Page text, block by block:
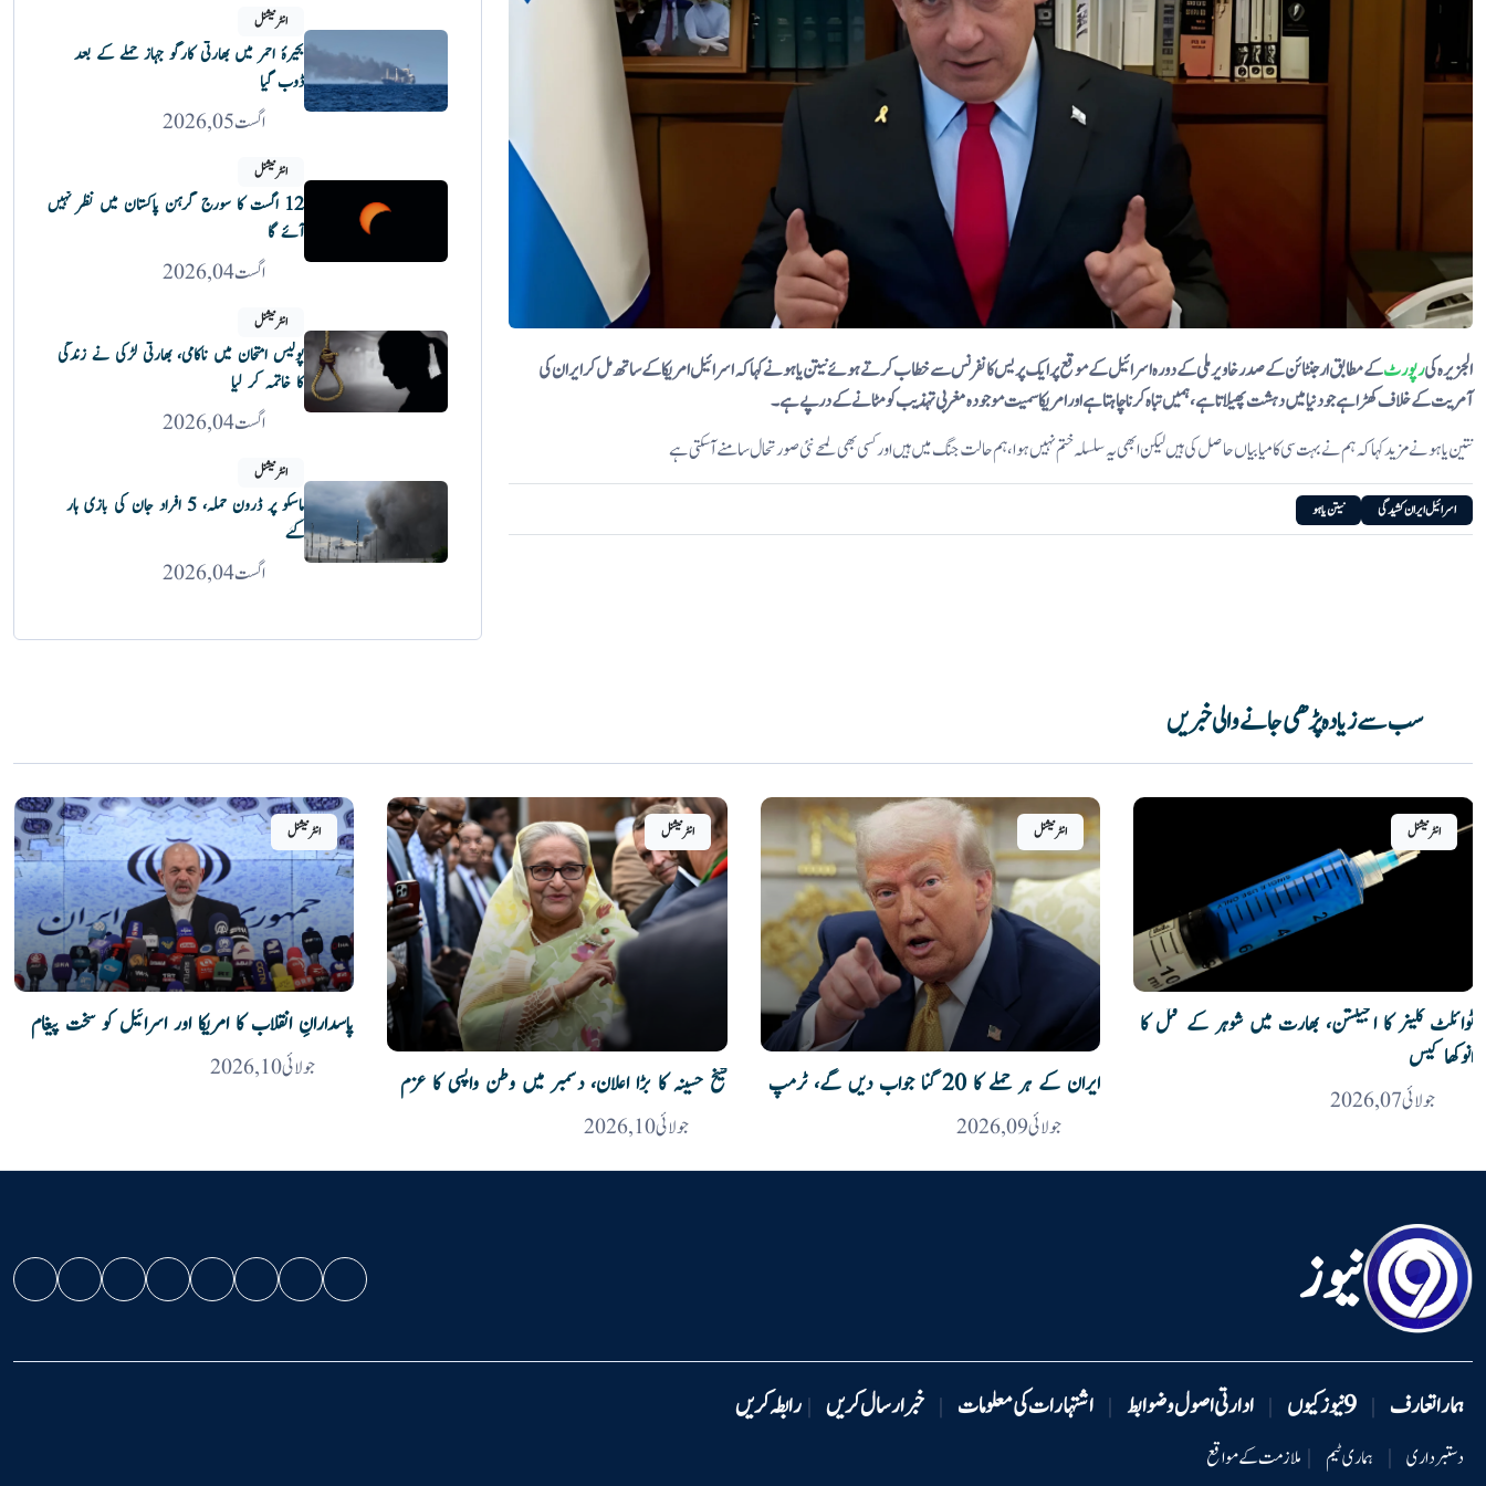
الجزیرہ کیرپورٹکے مطابق ارجنٹائن کے صدر خاویر ملی کے دورہ اسرائیل کے موقع پر ایک پریس کانفرنس سے خطاب کرتے ہوئے نیتن یاہو نے کہا کہ اسرائیل امریکا کے ساتھ مل کر ایران کی
آمریت کے خلاف کھڑا ہے جو دنیا میں دہشت پھیلاتا ہے، ہمیں تباہ کرنا چاہتا ہے اور امریکا سمیت موجودہ مغربیتہذیب کو مٹانے کے درپے ہے۔
نتین یاہو نے مزید کہا کہ ہم نے بہت سی کامیابیاں حاصل کی ہیں لیکن ابھی یہ سلسلہ ختم نہیں ہوا، ہم حالت جنگ میں ہیں اور کسی بھی لمحے نئی صورتحال سامنے آ سکتی ہے
اسرائیل ایران کشیدگی نیتن یاہو
انٹرنیشنل
بحیرۂ احمر میں بھارتی کارگو جہاز حملے کے بعد
ڈوب گیا
اگست 05, 2026
انٹرنیشنل
12 اگست کا سورج گرہن پاکستان میں نظر نہیں
آئے گا
اگست 04, 2026
انٹرنیشنل
پولیس امتحان میں ناکامی، بھارتی لڑکی نے زندگی
کا خاتمہ کر لیا
اگست 04, 2026
انٹرنیشنل
ماسکو پر ڈرون حملہ، 5 افراد جان کی بازی ہار
گئے
اگست 04, 2026
سب سے زیادہ پڑھی جانے والی خبریں
انٹرنیشنل
ٹوائلٹ کلینر کا انجیکشن، بھارت میں شوہر کے قتل کا
انوکھا کیس
جولائی 07, 2026
انٹرنیشنل
ایران کے ہر حملے کا 20 گنا جواب دیں گے، ٹرمپ
جولائی 09, 2026
انٹرنیشنل
شیخ حسینہ کا بڑا اعلان، دسمبر میں وطن واپسی کا عزم
جولائی 10, 2026
انٹرنیشنل
پاسدارانِ انقلاب کا امریکا اور اسرائیل کو سخت پیغام
جولائی 10, 2026
نیوز
ہمارا تعارف | 9 نیوزکیوں | ادارتی اصول و ضوابط | اشتہارات کی معلومات | خبر ارسال کریں | رابطہ کریں
دستبرداری | ہماری ٹیم | ملازمت کے مواقع